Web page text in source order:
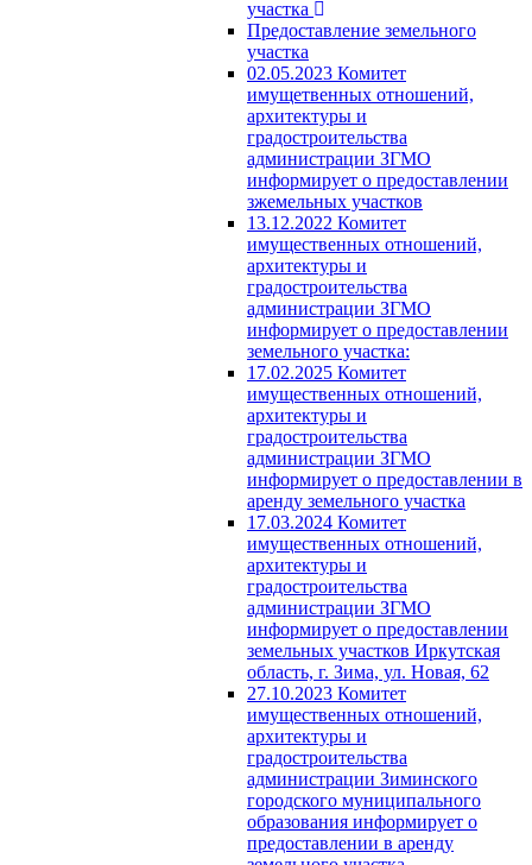
участка
Предоставление земельного
участка
02.05.2023 Комитет
имущетвенных отношений,
архитектуры и
градостроительства
администрации ЗГМО
информирует о предоставлении
зжемельных участков
13.12.2022 Комитет
имущественных отношений,
архитектуры и
градостроительства
администрации ЗГМО
информирует о предоставлении
земельного участка:
17.02.2025 Комитет
имущественных отношений,
архитектуры и
градостроительства
администрации ЗГМО
информирует о предоставлении в
аренду земельного участка
17.03.2024 Комитет
имущественных отношений,
архитектуры и
градостроительства
администрации ЗГМО
информирует о предоставлении
земельных участков Иркутская
область, г. Зима, ул. Новая, 62
27.10.2023 Комитет
имущественных отношений,
архитектуры и
градостроительства
администрации Зиминского
городского муниципального
образования информирует о
предоставлении в аренду